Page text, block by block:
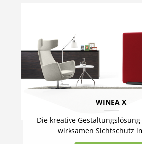
WINEA X
Die kreative
wirksamen Sichtschutz